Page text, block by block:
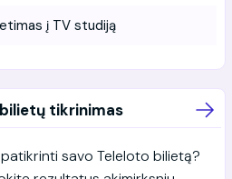
į TV studiją
tikrinimas
savo Teleloto bilietą?